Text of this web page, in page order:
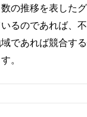
の推移を表したグ
るのであれば、
であれば競合す
。